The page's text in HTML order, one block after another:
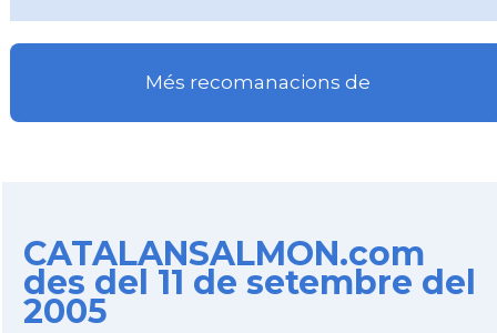
Més recomanacions de
CATALANSALMON.com
des del 11 de setembre del
2005